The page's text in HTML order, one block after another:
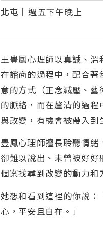
北屯｜ 週五下午晚上
王豊鳳心理師以真誠、溫
在諮商的過程中，配合
意的方式（正念減壓、
的脈絡，而在釐清的過
與改變，有機會被帶入到
豊鳳心理師擅長聆聽情緒
卻難以說出、未曾被好
個案找尋到改變的動力和
她想和看到這裡的你說
心，平安且自在。」